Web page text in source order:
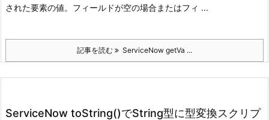
された要素の値。フィールドが空の場合またはフィ ...
記事を読む ServiceNow getVa ...
ServiceNow toString()でString型に型変換スクリプ